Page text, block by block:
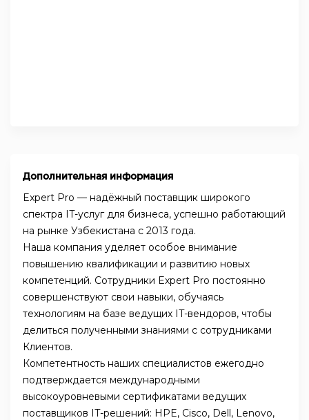
Дополнительная информация
Expert Pro — надёжный поставщик широкого
спектра IT-услуг для бизнеса, успешно работающий
на рынке Узбекистана с 2013 года.
Наша компания уделяет особое внимание
повышению квалификации и развитию новых
компетенций. Сотрудники Expert Pro постоянно
совершенствуют свои навыки, обучаясь
технологиям на базе ведущих IT-вендоров, чтобы
делиться полученными знаниями с сотрудниками
Клиентов.
Компетентность наших специалистов ежегодно
подтверждается международными
высокоуровневыми сертификатами ведущих
поставщиков IT-решений: HPE, Cisco, Dell, Lenovo,